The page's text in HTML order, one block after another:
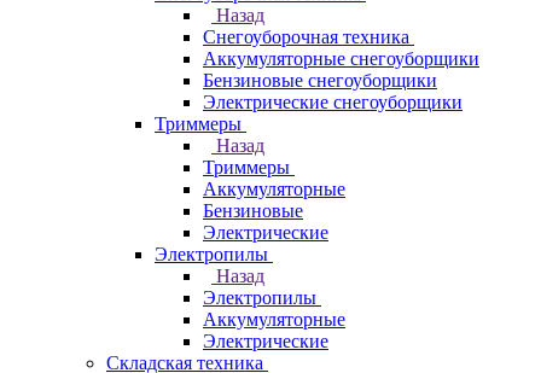
Назад
Снегоуборочная техника
Аккумуляторные снегоуборщики
Бензиновые снегоуборщики
Электрические снегоуборщики
Триммеры
Назад
Триммеры
Аккумуляторные
Бензиновые
Электрические
Электропилы
Назад
Электропилы
Аккумуляторные
Электрические
Складская техника